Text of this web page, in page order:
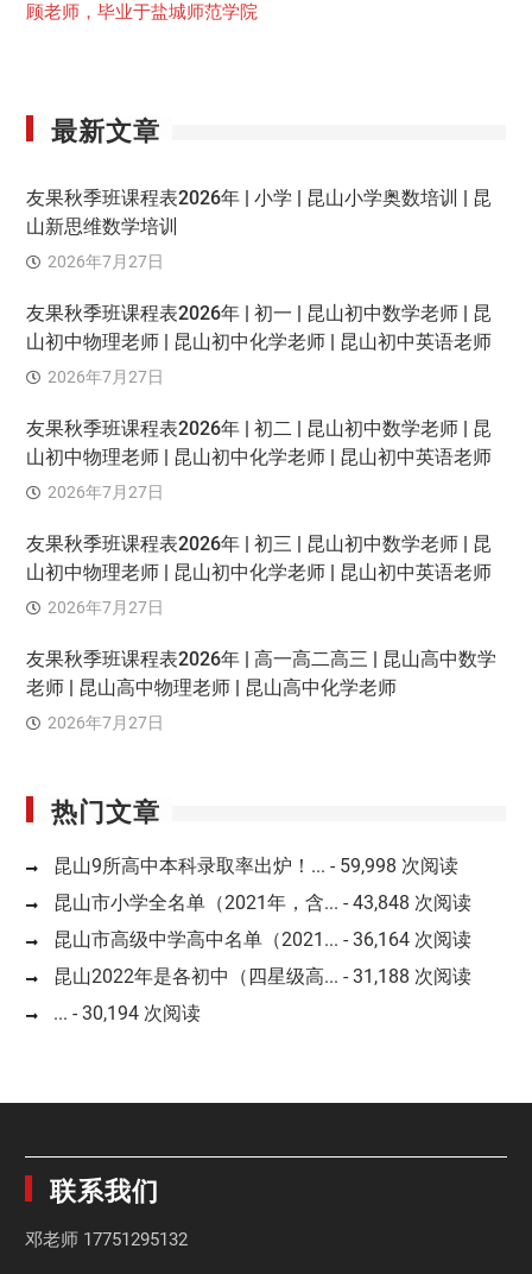
顾老师，毕业于盐城师范学院
最新文章
友果秋季班课程表2026年 | 小学 | 昆山小学奥数培训 | 昆
山新思维数学培训
2026年7月27日
友果秋季班课程表2026年 | 初一 | 昆山初中数学老师 | 昆
山初中物理老师 | 昆山初中化学老师 | 昆山初中英语老师
2026年7月27日
友果秋季班课程表2026年 | 初二 | 昆山初中数学老师 | 昆
山初中物理老师 | 昆山初中化学老师 | 昆山初中英语老师
2026年7月27日
友果秋季班课程表2026年 | 初三 | 昆山初中数学老师 | 昆
山初中物理老师 | 昆山初中化学老师 | 昆山初中英语老师
2026年7月27日
友果秋季班课程表2026年 | 高一高二高三 | 昆山高中数学
老师 | 昆山高中物理老师 | 昆山高中化学老师
2026年7月27日
热门文章
昆山9所高中本科录取率出炉！... - 59,998 次阅读
昆山市小学全名单（2021年，含... - 43,848 次阅读
昆山市高级中学高中名单（2021... - 36,164 次阅读
昆山2022年是各初中（四星级高... - 31,188 次阅读
... - 30,194 次阅读
联系我们
邓老师 17751295132